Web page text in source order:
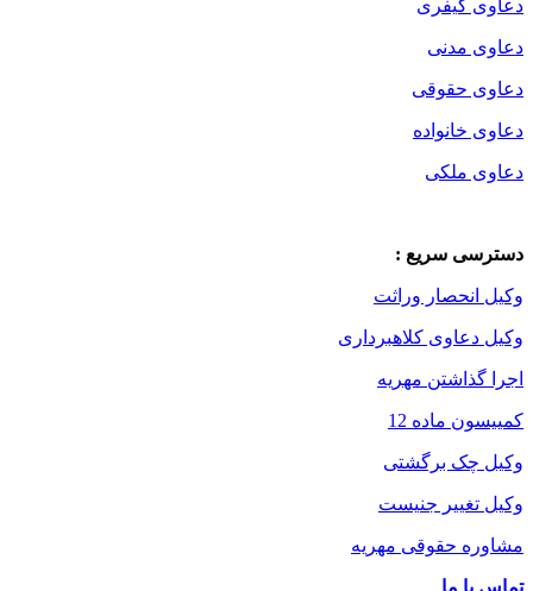
دعاوی کیفری
دعاوی مدنی
دعاوی حقوقی
دعاوی خانواده
دعاوی ملکی
دسترسی سریع :
وکیل انحصار وراثت
وکیل دعاوی کلاهبرداری
اجرا گذاشتن مهریه
کمییسون ماده 12
وکیل چک برگشتی
وکیل تغییر جنیست
مشاوره حقوقی مهریه
تماس با ما